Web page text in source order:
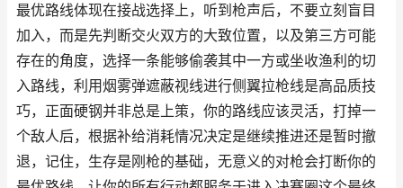
最优路线体现在接战选择上，听到枪声后，不要立刻盲目
加入，而是先判断交火双方的大致位置，以及第三方可能
存在的角度，选择一条能够偷袭其中一方或坐收渔利的切
入路线，利用烟雾弹遮蔽视线进行侧翼拉枪线是高品质技
巧，正面硬钢并非总是上策，你的路线应该灵活，打掉一
个敌人后，根据补给消耗情况决定是继续推进还是暂时撤
退，记住，生存是刚枪的基础，无意义的对枪会打断你的